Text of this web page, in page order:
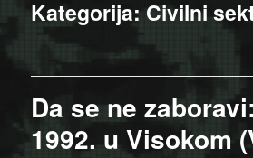
Kategorija:Civilni
Da se ne
1992. u Visokom